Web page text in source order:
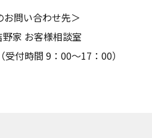
お問い合わせ先＞
家 お客様相談室
（受付時間 9：00～17：00）